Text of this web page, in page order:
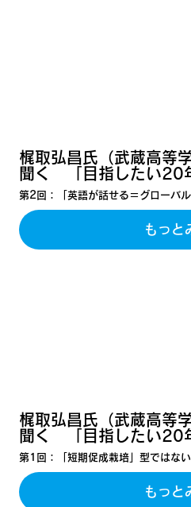
梶取弘昌氏（武蔵高等
聞く 「目指したい20
第2回：「英語が話せる＝グローバ
もっと
梶取弘昌氏（武蔵高等
聞く 「目指したい20
第1回：「短期促成栽培」型ではな
もっと